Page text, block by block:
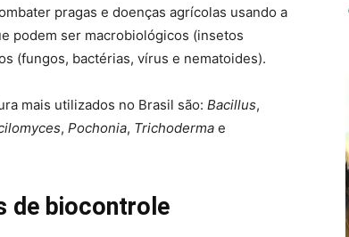
pragas e doenças agrícolas usando a
podem ser macrobiológicos (insetos
(fungos, bactérias, vírus e nematoides).
mais utilizados no Brasil são: Bacillus,
, Pochonia, Trichoderma e
de biocontrole